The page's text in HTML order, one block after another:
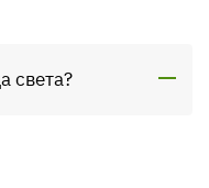
света?